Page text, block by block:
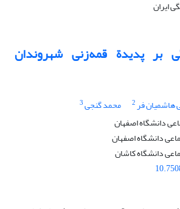
بر پدیدة قمه‌زنی شهروندان
هاشمیان فر2 محمد گنجی3
دانشگاه اصفهان
دانشگاه اصفهان
دانشگاه کاشان